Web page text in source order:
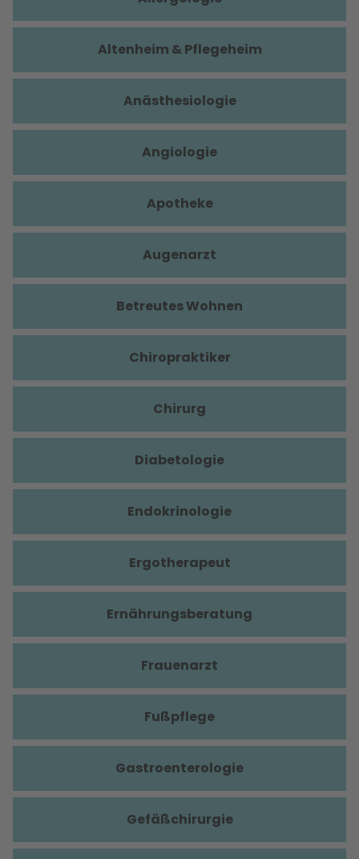
Altenheim & Pflegeheim
Anästhesiologie
Angiologie
Apotheke
Augenarzt
Betreutes Wohnen
Chiropraktiker
Chirurg
Diabetologie
Endokrinologie
Ergotherapeut
Ernährungsberatung
Frauenarzt
Fußpflege
Gastroenterologie
Gefäßchirurgie